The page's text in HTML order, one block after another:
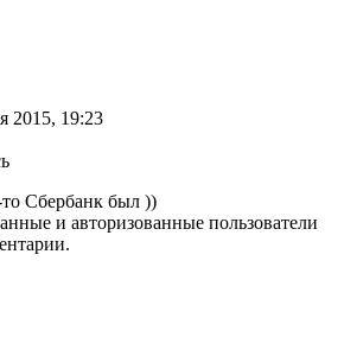
2015, 19:23
Сбербанк был ))
и авторизованные пользователи